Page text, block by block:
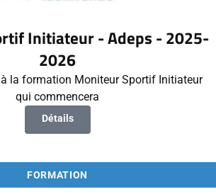
Initiateur - Adeps - 2025-
2026
à la formation Moniteur Sportif Initiateur
qui commencera
Détails
FORMATION